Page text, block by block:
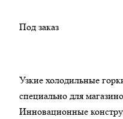
Под заказ
Узкие холодильные
специально для
Инновационные